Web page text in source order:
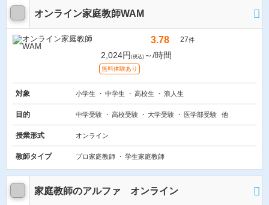
オンライン家庭教師WAM
3.78 27件
2,024円 (税込) ～/時間
無料体験あり
対象 小学生 中学生 高校生 浪人生
目的 中学受験 高校受験 大学受験 医学部受験 他
授業形式 オンライン
教師タイプ プロ家庭教師 学生家庭教師
家庭教師のアルファ オンライン